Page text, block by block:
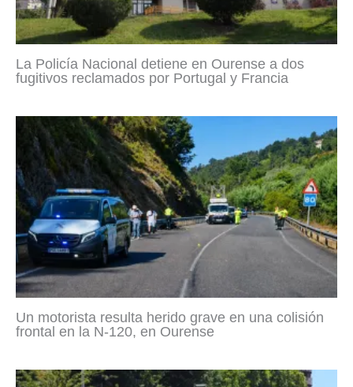
La Policía Nacional detiene en Ourense a dos
fugitivos reclamados por Portugal y Francia
Un motorista resulta herido grave en una colisión
frontal en la N-120, en Ourense